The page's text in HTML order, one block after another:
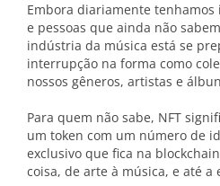
Embora diariamente
e pessoas que ainda não
indústria da música está se
interrupção na forma como
nossos gêneros, artistas e
Para quem não sabe, NFT
um token com um número de
exclusivo que fica na
coisa, de arte à música, e até a